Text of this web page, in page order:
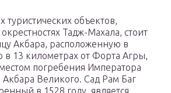
объектов,
Тадж-Махала, стоит
Акбара, расположенную в
13 километрах от Форта Агры,
погребения Императора
Великого. Сад Рам Баг
в 1528 году, является